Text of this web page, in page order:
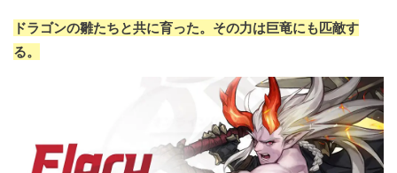
ドラゴンの雛たちと共に育った。その力は巨竜にも匹敵す
る。